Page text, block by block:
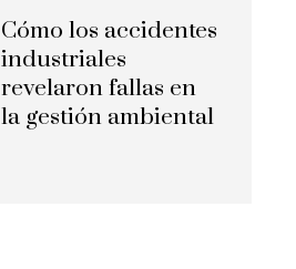
Cómo los accidentes
industriales
revelaron fallas en
la gestión ambiental